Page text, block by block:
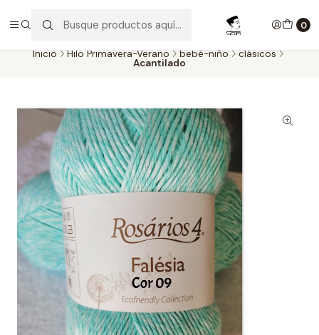
0
Aproveite as entregas grátis para todas as encomendas
superiores a 60€. Faça as suas compras e economize!
Inicio Hilo Primavera-Verano bebé-niño clásicos
Acantilado